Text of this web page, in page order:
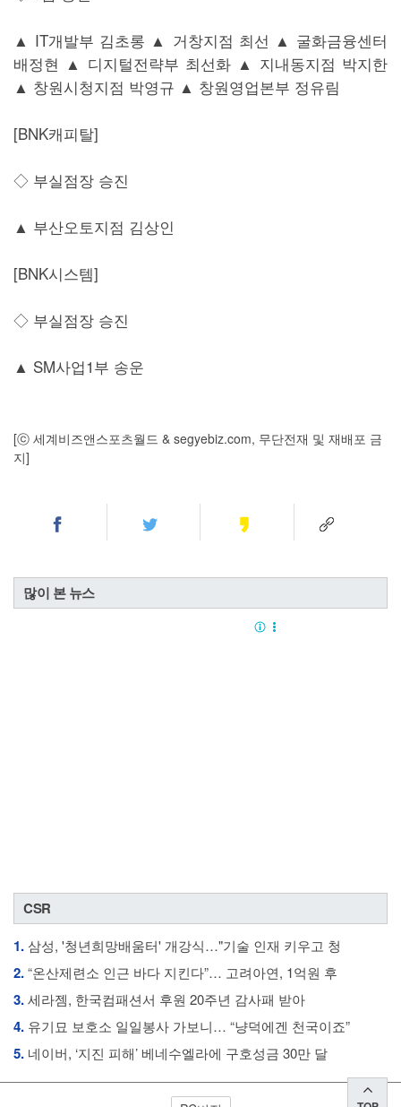
▲ IT개발부 김초롱 ▲ 거창지점 최선 ▲ 굴화금융센터
배정현 ▲ 디지털전략부 최선화 ▲ 지내동지점 박지한
▲ 창원시청지점 박영규 ▲ 창원영업본부 정유림
[BNK캐피탈]
◇ 부실점장 승진
▲ 부산오토지점 김상인
[BNK시스템]
◇ 부실점장 승진
▲ SM사업1부 송운
[ⓒ 세계비즈앤스포츠월드 & segyebiz.com, 무단전재 및 재배포 금
지]
많이 본 뉴스
CSR
1.삼성, '청년희망배움터' 개강식…"기술 인재 키우고 청
2.“온산제련소 인근 바다 지킨다”… 고려아연, 1억원 후
3.세라젬, 한국컴패션서 후원 20주년 감사패 받아
4. 유기묘 보호소 일일봉사 가보니… “냥덕에겐 천국이죠”
5. 네이버, ‘지진 피해’ 베네수엘라에 구호성금 30만 달